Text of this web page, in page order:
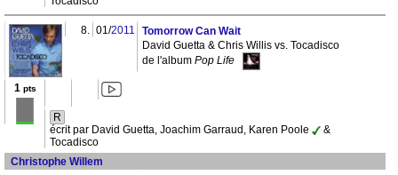
8. 01/2011
Tomorrow Can Wait
David Guetta & Chris Willis vs. Tocadisco
de l'album Pop Life
1 pts
R
écrit par David Guetta, Joachim Garraud, Karen Poole
&
Tocadisco
Christophe Willem